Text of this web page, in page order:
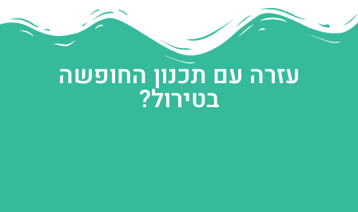
עזרה עם תכנון החופשה
בטירול?